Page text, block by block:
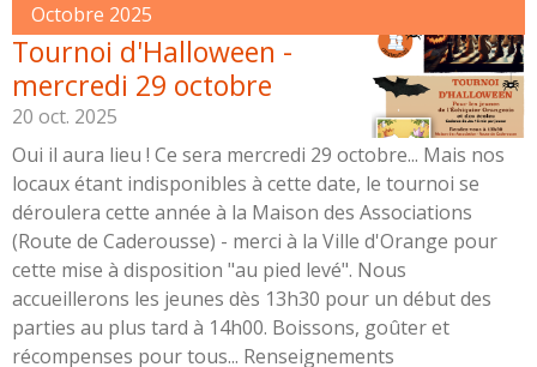
Octobre 2025
Tournoi d'Halloween -
mercredi 29 octobre
20 oct. 2025
Oui il aura lieu ! Ce sera mercredi 29 octobre... Mais nos
locaux étant indisponibles à cette date, le tournoi se
déroulera cette année à la Maison des Associations
(Route de Caderousse) - merci à la Ville d'Orange pour
cette mise à disposition "au pied levé". Nous
accueillerons les jeunes dès 13h30 pour un début des
parties au plus tard à 14h00. Boissons, goûter et
récompenses pour tous... Renseignements